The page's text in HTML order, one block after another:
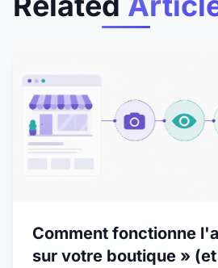
Comment fonctionne
sur votre boutique »